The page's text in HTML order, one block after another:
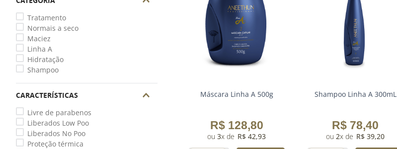
Tratamento
Normais a seco
Maciez
Linha A
Hidratação
Shampoo
CARACTERÍSTICAS
Livre de parabenos
Liberados Low Poo
Liberados No Poo
Proteção térmica
Máscara Linha A 500g
R$ 128,80
3 R$ 42,93
Shampoo Linha A 300mL
R$ 78,40
2 R$ 39,20